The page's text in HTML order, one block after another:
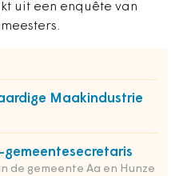
uit een enquête van
Maakindustrie
de gemeente Aa en Hunze